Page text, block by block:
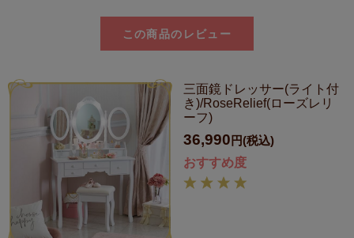
この商品のレビュー
三面鏡ドレッサー(ライト付
き)/RoseRelief(ローズレリ
ーフ)
36,990 円(税込)
おすすめ度